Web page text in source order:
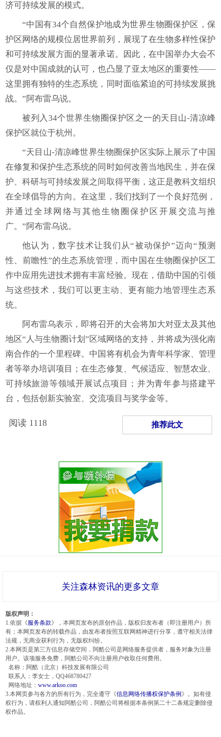
济可持续发展的模式。
“中国有34个自然保护地成为世界生物圈保护区，保
护区网络的规模位居世界前列，展现了在生物多样性保护
和可持续发展方面的显著承诺。因此，在中国举办大会不
仅是对中国成就的认可，也凸显了亚太地区的重要性——
这里拥有独特的生态系统，同时面临紧迫的可持续发展挑
战。”阿布雷乌说。
被列入34个世界生物圈保护区之一的天目山-清凉峰
保护区就位于杭州。
“天目山-清凉峰世界生物圈保护区实际上展示了中国
在修复和保护生态系统的同时如何改善当地民生，并在保
护、科研与可持续发展之间取得平衡，这正是教科文组织
在全球倡导的方向。在这里，我们找到了一个良好范例，
并通过全球网络与其他生物圈保护区开展交流与推
广。”阿布雷乌说。
他认为，数字技术让我们从“被动保护”迈向“预测
性、前瞻性”的生态系统管理，而中国在生物圈保护区工
作中应用先进技术拥有丰富经验。现在，借助中国的引领
与这些技术，我们可以更主动、更有能力地管理生态系
统。
阿布雷乌表示，即将召开的大会将加大对亚太及其他
地区“人与生物圈计划”区域网络的支持，并将成为强化南
南合作的一个里程碑。中国将有机会为青年科学家、管理
者等举办培训项目；在生态修复、气候适应、智慧农业、
可持续旅游等领域开展试点项目；并为青年参与搭建平
台，包括创新实验室、交流项目与奖学金等。
阅读 1118 推荐此文
关注森林资讯的更多文章
版权声明：
1.依据《服务条款》，本网页发布的原创作品，版权归发布者（即注册用户）所
有；本网页发布的转载作品，由发布者按照互联网精神进行分享，遵守相关法律
法规，无商业获利行为，无版权纠纷。
2.本网页是第三方信息存储空间，阿酷公司是网络服务提供者，服务对象为注册
用户。该项服务免费，阿酷公司不向注册用户收取任何费用。
名称：阿酷（北京）科技发展有限公司
联系人：李女士，QQ468780427
网络地址： www.arkoo.com
3.本网页参与各方的所有行为，完全遵守《信息网络传播权保护条例 》。如有侵
权行为，请权利人通知阿酷公司，阿酷公司将根据本条例第二十二条规定删除侵
权作品。